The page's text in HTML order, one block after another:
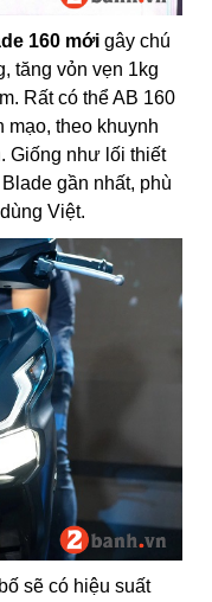
160 mới gây chú
tăng vỏn vẹn 1kg
Rất có thể AB 160
mạo, theo khuynh
Giống như lối thiết
gần nhất, phù
Việt.
sẽ có hiệu suất